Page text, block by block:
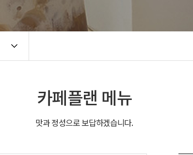
카페플랜 메뉴
맛과 정성으로 보답하겠습니다.